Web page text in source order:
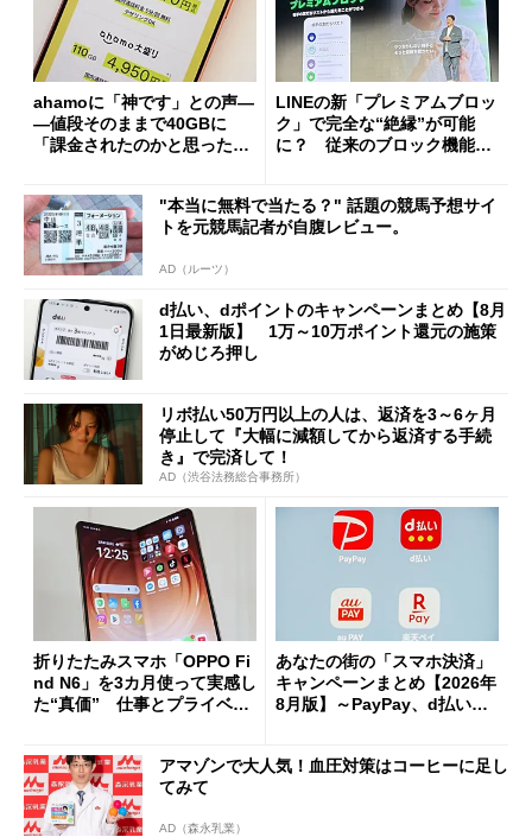
ahamoに「神です」との声―
―値段そのままで40GBに
「課金されたのかと思った」
LINEの新「プレミアムブロッ
ク」で完全な“絶縁”が可能
に？ 従来のブロック機能と
"本当に無料で当たる？" 話題の競馬予想サイ
トを元競馬記者が自腹レビュー。
AD（ルーツ）
d払い、dポイントのキャンペーンまとめ【8月
1日最新版】 1万～10万ポイント還元の施策
がめじろ押し
リボ払い50万円以上の人は、返済を3～6ヶ月
停止して『大幅に減額してから返済する手続
き』で完済して！
AD（渋谷法務総合事務所）
折りたたみスマホ「OPPO Fi
nd N6」を3カ月使って実感し
た“真価” 仕事とプライベー
あなたの街の「スマホ決済」
キャンペーンまとめ【2026年
8月版】～PayPay、d払い、a
アマゾンで大人気！血圧対策はコーヒーに足し
てみて
AD（森永乳業）